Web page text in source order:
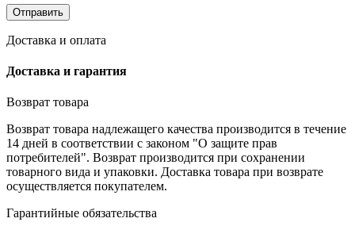
Доставка и оплата
Доставка и гарантия
Возврат товара
Возврат товара надлежащего качества производится в течение
14 дней в соответствии с законом "О защите прав
потребителей". Возврат производится при сохранении
товарного вида и упаковки. Доставка товара при возврате
осуществляется покупателем.
Гарантийные обязательства